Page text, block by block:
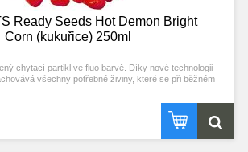
Ready Seeds Hot Demon Bright
Corn (kukuřice) 250ml
chytací partikl ve fluo barvě. Díky nové technologii
všechny potřebné živiny, které se při běžném
metodou pro zachování jejich maximální atraktivity.